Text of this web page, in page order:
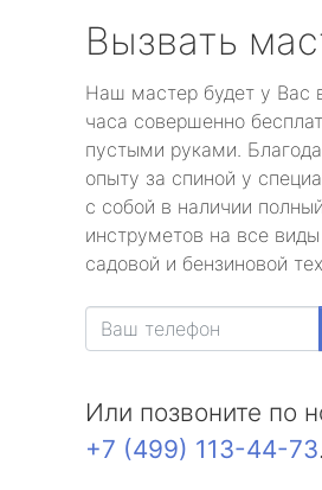
Вызвать
Наш мастер будет у Вас
часа совершенно
пустыми руками.
опыту за спиной у
с собой в наличии
инструметов на все
садовой и бензиновой
Или позвоните по
+7 (499) 113-44-73.